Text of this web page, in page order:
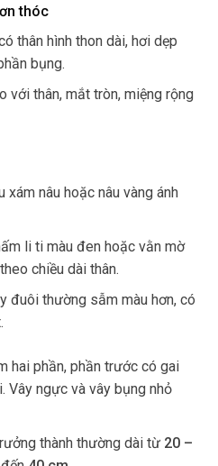
thóc
thân hình thon dài, hơi dẹp
bụng.
với thân, mắt tròn, miệng rộng
xám nâu hoặc nâu vàng ánh
li ti màu đen hoặc vằn mờ
chiều dài thân.
đuôi thường sẫm màu hơn, có
hai phần, phần trước có gai
Vây ngực và vây bụng nhỏ
thành thường dài từ 20 –